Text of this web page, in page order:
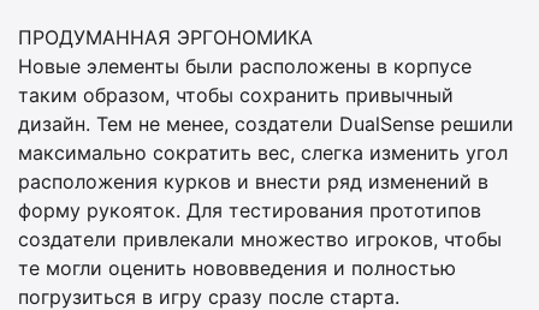
ПРОДУМАННАЯ ЭРГОНОМИКА
Новые элементы были расположены в корпусе
таким образом, чтобы сохранить привычный
дизайн. Тем не менее, создатели DualSense решили
максимально сократить вес, слегка изменить угол
расположения курков и внести ряд изменений в
форму рукояток. Для тестирования прототипов
создатели привлекали множество игроков, чтобы
те могли оценить нововведения и полностью
погрузиться в игру сразу после старта.